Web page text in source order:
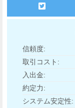
信頼度:
取引コスト:
入出金:
約定力:
システム安定性: